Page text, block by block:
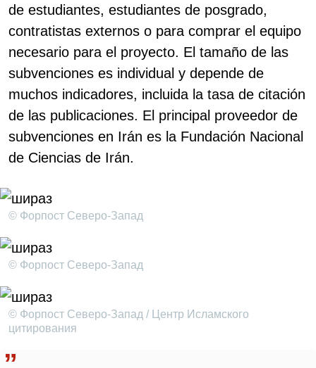
de estudiantes, estudiantes de posgrado,
contratistas externos o para comprar el equipo
necesario para el proyecto. El tamaño de las
subvenciones es individual y depende de
muchos indicadores, incluida la tasa de citación
de las publicaciones. El principal proveedor de
subvenciones en Irán es la Fundación Nacional
de Ciencias de Irán.
© Форпост Северо-Запад
© Форпост Северо-Запад
© Форпост Северо-Запад / Центр Исламского
цитирования